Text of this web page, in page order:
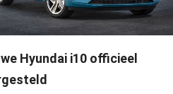
Hyundai i10 officieel